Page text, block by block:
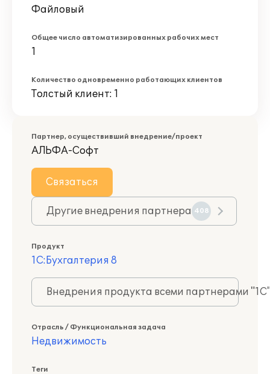
Файловый
Общее число автоматизированных рабочих мест
1
Количество одновременно работающих клиентов
Толстый клиент: 1
Партнер, осуществивший внедрение/проект
АЛЬФА-Софт
Связаться
Другие внедрения партнера 408
Продукт
1С:Бухгалтерия 8
Внедрения продукта всеми партнерами
Отрасль / Функциональная задача
Недвижимость
Теги